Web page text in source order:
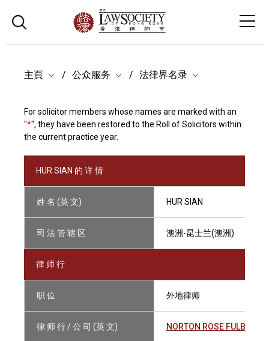
主頁 公众服务 法律界名录
For solicitor members whose names are marked with an
"*", they have been restored to the Roll of Solicitors within
the current practice year.
HUR SIAN 的 详 情
姓 名 (英 文) HUR SIAN
司 法 管 辖 区 澳洲-昆士兰(澳洲)
律 师 行
职 位 外地律师
律 师 行 / 公 司 (英 文) NORTON ROSE